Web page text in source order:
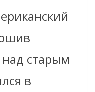
старым
в